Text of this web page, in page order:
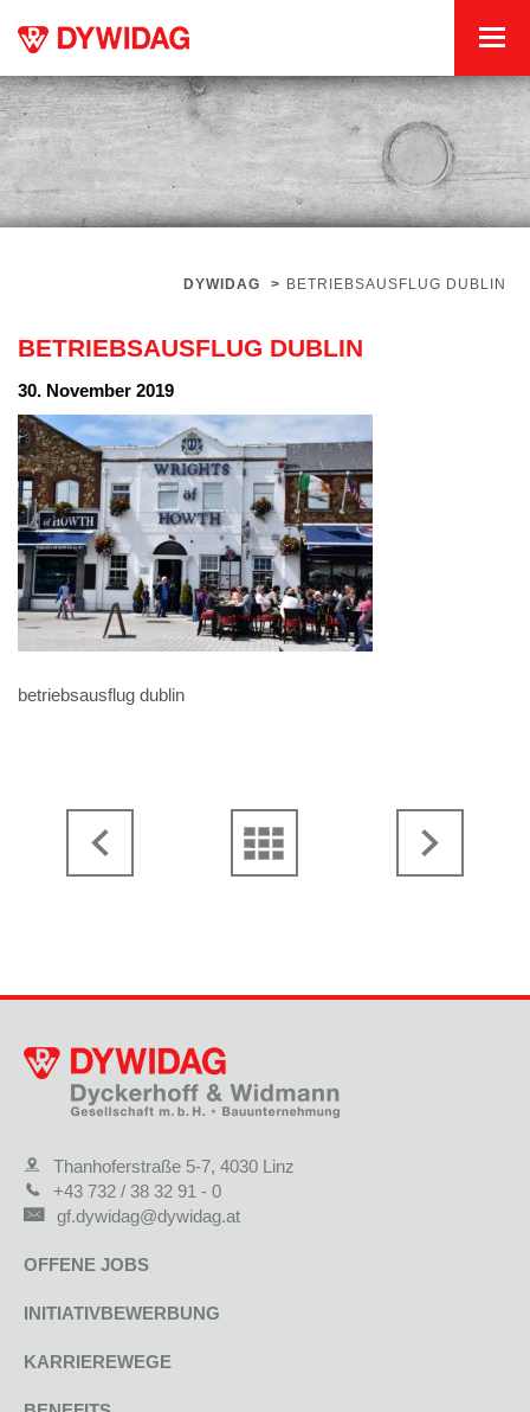
DYWIDAG > BETRIEBSAUSFLUG DUBLIN
BETRIEBSAUSFLUG DUBLIN
30. November 2019
betriebsausflug dublin
Thanhoferstraße 5-7, 4030 Linz
+43 732 / 38 32 91 - 0
gf.dywidag@dywidag.at
OFFENE JOBS
INITIATIVBEWERBUNG
KARRIEREWEGE